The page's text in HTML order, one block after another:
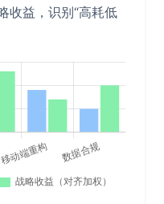
收益，识别“高耗低